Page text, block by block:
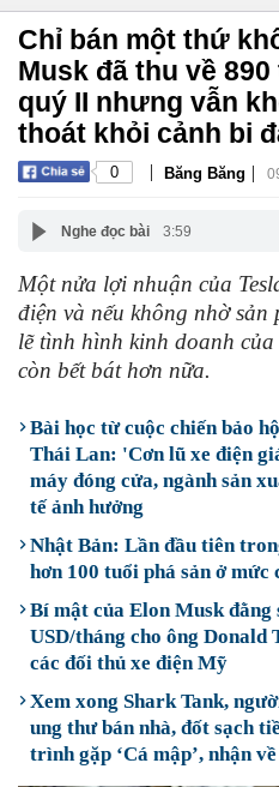
Chỉ bán một thứ
Musk đã thu về
quý II nhưng vẫn
thoát khỏi cảnh bi
0 | Băng Băng |
Nghe đọc bài 3:59
Một nửa lợi nhuận của
điện và nếu không nhờ
lẽ tình hình kinh doanh
còn bết bát hơn nữa.
Bài học từ cuộc chiến bảo
Thái Lan: 'Cơn lũ xe điện
máy đóng cửa, ngành sản
tế ảnh hưởng
Nhật Bản: Lần đầu tiên
hơn 100 tuổi phá sản ở
Bí mật của Elon Musk
USD/tháng cho ông Donald
các đối thủ xe điện Mỹ
Xem xong Shark Tank,
ung thư bán nhà, đốt sạch
trình gặp ‘Cá mập’, nhận